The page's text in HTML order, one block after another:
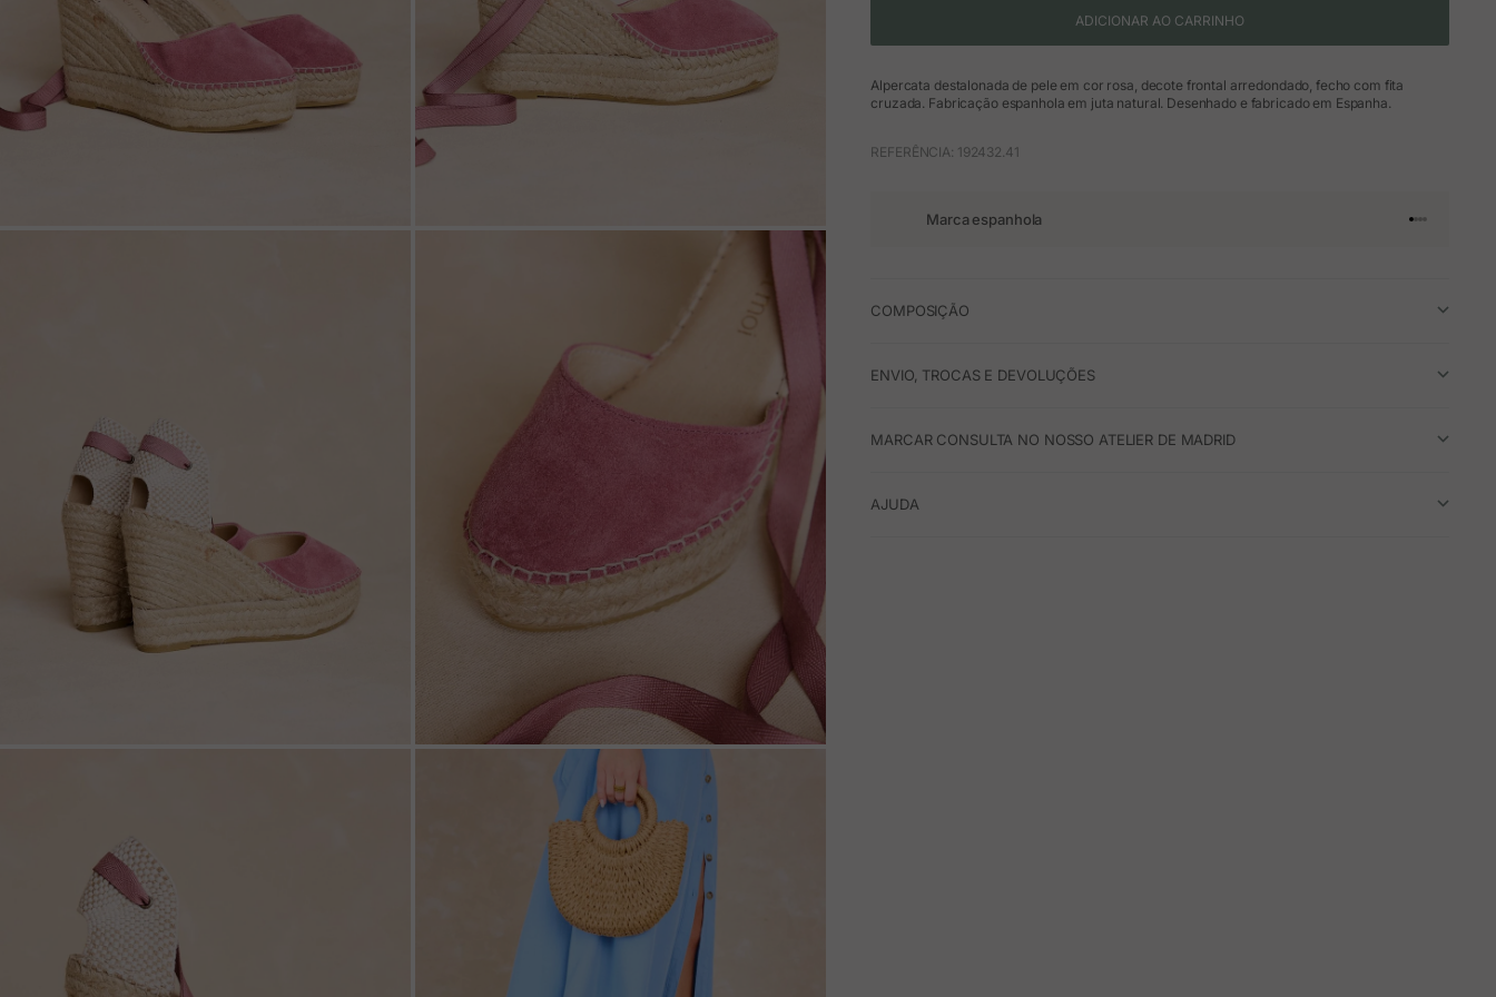
ADICIONAR AO CARRINHO
Alpercata destalonada de pele em cor rosa, decote frontal arredondado, fecho com fita
cruzada. Fabricação espanhola em juta natural. Desenhado e fabricado em Espanha.
REFERÊNCIA: 192432.41
Marca espanhola Ir para o
Ir para o
Ir para o
Ir para o
COMPOSIÇÃO
ENVIO, TROCAS E DEVOLUÇÕES
MARCAR CONSULTA NO NOSSO ATELIER DE MADRID
AJUDA